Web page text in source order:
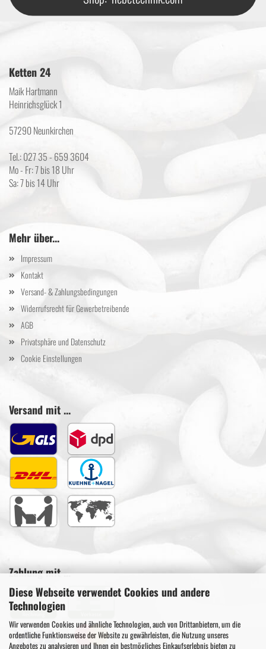
Diese Webseite verwendet Cookies und andere
Technologien
Wir verwenden Cookies und ähnliche Technologien, auch von Drittanbietern, um die
ordentliche Funktionsweise der Website zu gewährleisten, die Nutzung unseres
Angebotes zu analysieren und Ihnen ein bestmögliches Einkaufserlebnis bieten zu
Ketten 24
Maik Hartmann
Heinrichsglück 1
57290 Neunkirchen
Tel.: 027 35 - 659 3604
Mo - Fr: 7 bis 18 Uhr
Sa: 7 bis 14 Uhr
Mehr über...
Impressum
Kontakt
Versand- & Zahlungsbedingungen
Widerrufsrecht für Gewerbetreibende
AGB
Privatsphäre und Datenschutz
Cookie Einstellungen
Versand mit ...
Zahlung mit ...